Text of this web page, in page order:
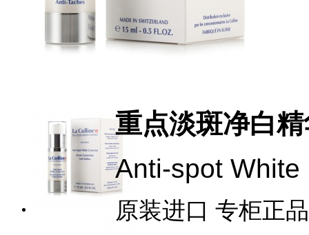
重点淡斑净白
Anti-spot White
原装进口 专柜正品